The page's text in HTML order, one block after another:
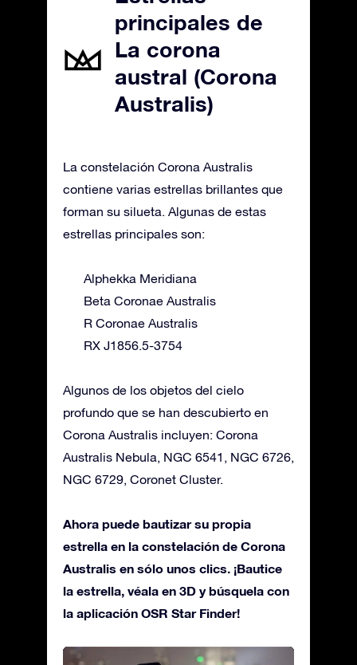
principales de
La corona
austral (Corona
Australis)
La constelación Corona Australis
contiene varias estrellas brillantes que
forman su silueta. Algunas de estas
estrellas principales son:
Alphekka Meridiana
Beta Coronae Australis
R Coronae Australis
RX J1856.5-3754
Algunos de los objetos del cielo
profundo que se han descubierto en
Corona Australis incluyen: Corona
Australis Nebula, NGC 6541, NGC 6726,
NGC 6729, Coronet Cluster.
Ahora puede bautizar su propia
estrella en la constelación de Corona
Australis en sólo unos clics. ¡Bautice
la estrella, véala en 3D y búsquela con
la aplicación OSR Star Finder!